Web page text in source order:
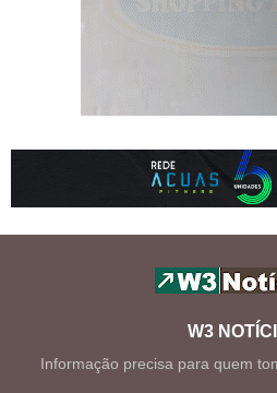
W3
Informação precisa para quem